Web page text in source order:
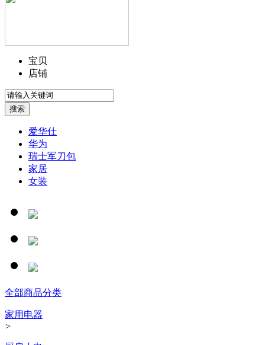
宝贝
店铺
爱华仕
华为
瑞士军刀包
家居
女装
全部商品分类
家用电器
>